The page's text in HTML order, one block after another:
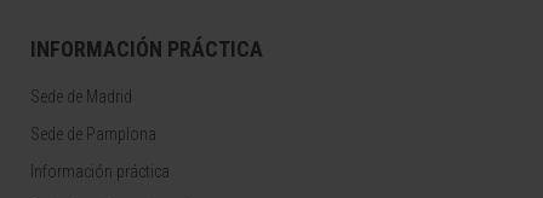
INFORMACIÓN PRÁCTICA
Sede de Madrid
Sede de Pamplona
Información práctica